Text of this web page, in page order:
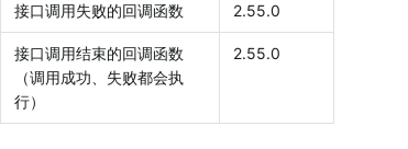
接口调用失败的回调函数 2.55.0
接口调用结束的回调函数
（调用成功、失败都会执
行）
2.55.0